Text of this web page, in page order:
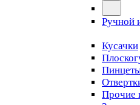
Ручной
Кусачки
Прочие